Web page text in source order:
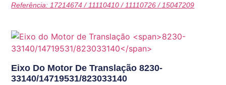
Referência: 17214674 / 11110410 / 11110726 / 15047209
Eixo Do Motor De Translação8230-
33140/14719531/823033140